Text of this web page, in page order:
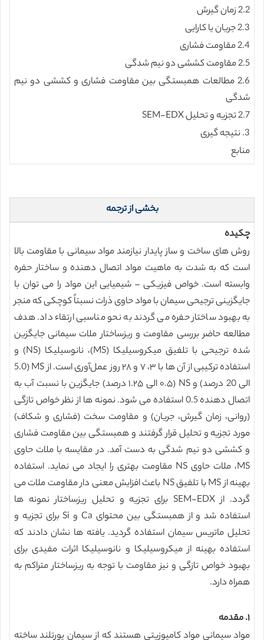
2.2 زمان گیرش
2.3 جریان یا کارایی
2.4 مقاومت فشاری
2.5 مقاومت کششی دو نیم شدگی
2.6 مطالعات همبستگی بین مقاومت فشاری و کششی دو نیم
شدگی
2.7 تجزیه و تحلیل SEM-EDX
3. نتیجه گیری
منابع
بخشی از ترجمه
چکیده
روش های ساخت و ساز پایدار نیازمند مواد سیمانی با مقاومت بالا
است که به شدت به ماهیت مواد اتصال دهنده و ساختار حفره
وابسته است. خواص فیزیکی – شیمیایی این مواد را می توان با
جایگزینی ترجیحی سیمان با مواد حاوی ذرات نسبتاً کوچکی که منجر
به بهبود ساختار حفره می گردند به نحو مناسبی ارتقاء داد. هدف
مطالعه حاضر بررسی مقاومت و ریزساختار ملات سیمانی جایگزین
شده ترجیحی با تلفیق میکروسیلیکا (MS)، نانوسیلیکا (NS) و
استفاده ترکیبی از آن ها با ۳، ۷ و ۲۸ روز عمل‌آوری است. از MS (5.0
الی 20 درصد) و NS (۰.۵ الی ۱.۲۵ درصد) جایگزین با نسبت آب به
اتصال دهنده 0.5 استفاده می شود. نمونه ها از نظر خواص تازگی
(روانی، زمان گیرش، جریان) و مقاومت سخت (فشاری و شکاف)
مورد تجزیه و تحلیل قرار گرفتند و همبستگی بین مقاومت فشاری
و کششی دو نیم شدگی به دست آمد. در مقایسه با ملات حاوی
MS، ملات حاوی NS مقاومت بهتری را ایجاد می نماید. استفاده
بهینه از MS با تلفیق NS باعث افزایش معنی دار مقاومت ملات می
گردد. از SEM-EDX برای تجزیه و تحلیل ریزساختار نمونه ها
استفاده شد و از همبستگی بین محتوای Ca و Si برای تجزیه و
تحلیل ماتریس سیمان استفاده گردید. یافته ها نشان دادند که
استفاده بهینه از میکروسیلیکا و نانوسیلیکا اثرات مفیدی برای
بهبود خواص تازگی و نیز مقاومت با توجه به ریزساختار متراکم به
همراه دارد.
۱. مقدمه
مواد سیمانی مواد کامپوزیتی هستند که از سیمان پورتلند ساخته